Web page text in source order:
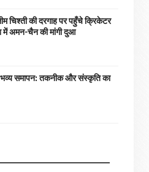
चिश्ती की दरगाह पर पहुँचे क्रिकेटर
में अमन-चैन की मांगी दुआ
समापन: तकनीक और संस्कृति का